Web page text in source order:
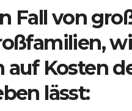
Fall von
auf Kosten
lässt: